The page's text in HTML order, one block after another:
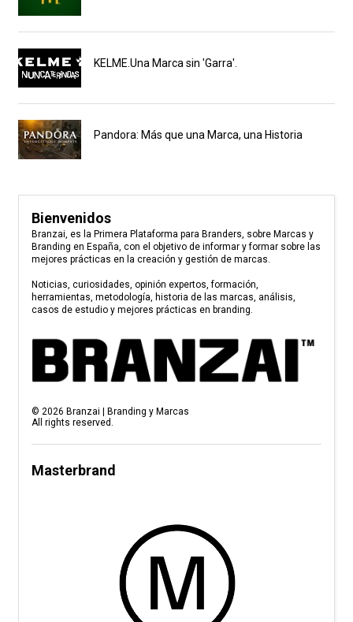
KELME.Una Marca sin 'Garra'.
Pandora: Más que una Marca, una Historia
Bienvenidos
Branzai, es la Primera Plataforma para Branders, sobre Marcas y
Branding en España, con el objetivo de informar y formar sobre las
mejores prácticas en la creación y gestión de marcas.
Noticias, curiosidades, opinión expertos, formación,
herramientas, metodología, historia de las marcas, análisis,
casos de estudio y mejores prácticas en branding.
© 2026 Branzai | Branding y Marcas
All rights reserved.
Masterbrand